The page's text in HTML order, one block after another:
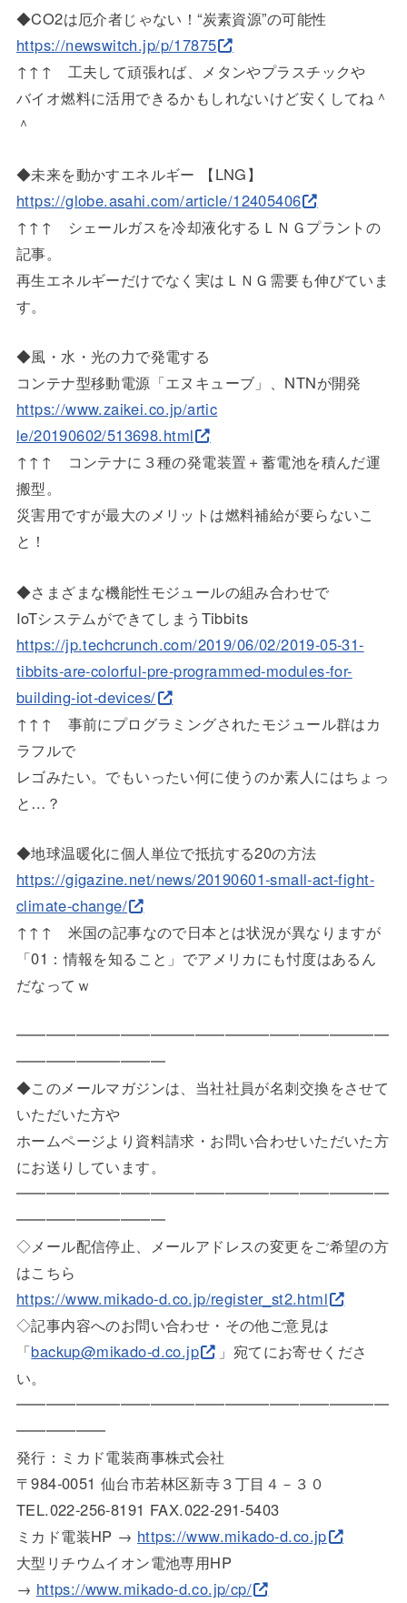
◆CO2は厄介者じゃない！“炭素資源”の可能性
https://newswitch.jp/p/17875
↑↑↑ 工夫して頑張れば、メタンやプラスチックや
バイオ燃料に活用できるかもしれないけど安くしてね＾
＾
◆未来を動かすエネルギー 【LNG】
https://globe.asahi.com/article/12405406
↑↑↑ シェールガスを冷却液化するＬＮＧプラントの
記事。
再生エネルギーだけでなく実はＬＮＧ需要も伸びていま
す。
◆風・水・光の力で発電する
コンテナ型移動電源「エヌキューブ」、NTNが開発
https://www.zaikei.co.jp/artic
le/20190602/513698.html
↑↑↑ コンテナに３種の発電装置＋蓄電池を積んだ運
搬型。
災害用ですが最大のメリットは燃料補給が要らないこ
と！
◆さまざまな機能性モジュールの組み合わせで
IoTシステムができてしまうTibbits
https://jp.techcrunch.com/2019/06/02/2019-05-31-
tibbits-are-colorful-pre-programmed-modules-for-
building-iot-devices/
↑↑↑ 事前にプログラミングされたモジュール群はカ
ラフルで
レゴみたい。でもいったい何に使うのか素人にはちょっ
と…？
◆地球温暖化に個人単位で抵抗する20の方法
https://gigazine.net/news/20190601-small-act-fight-
climate-change/
↑↑↑ 米国の記事なので日本とは状況が異なりますが
「01：情報を知ること」でアメリカにも忖度はあるん
だなってｗ
━━━━━━━━━━━━━━━━━━━━━━━━━
━━━━━━━━━━
◆このメールマガジンは、当社社員が名刺交換をさせて
いただいた方や
ホームページより資料請求・お問い合わせいただいた方
にお送りしています。
━━━━━━━━━━━━━━━━━━━━━━━━━
━━━━━━━━━━
◇メール配信停止、メールアドレスの変更をご希望の方
はこちら
https://www.mikado-d.co.jp/register_st2.html
◇記事内容へのお問い合わせ・その他ご意見は
「backup@mikado-d.co.jp 」宛てにお寄せく ださ
い。
━━━━━━━━━━━━━━━━━━━━━━━━━
━━━━━━
発行：ミカド電装商事株式会社
〒984-0051 仙台市若林区新寺３丁目４－３０
TEL.022-256-8191 FAX.022-291-5403
ミカド電装HP → https://www.mikado-d.co.jp
大型リチウムイオン電池専用HP
→ https://www.mikado-d.co.jp/cp/